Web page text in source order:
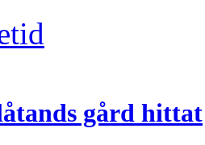
gård hittat